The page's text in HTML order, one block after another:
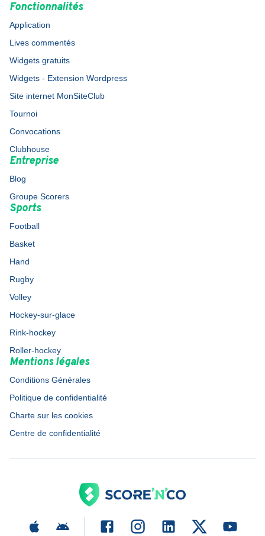
Fonctionnalités
Application
Lives commentés
Widgets gratuits
Widgets - Extension Wordpress
Site internet MonSiteClub
Tournoi
Convocations
Clubhouse
Entreprise
Blog
Groupe Scorers
Sports
Football
Basket
Hand
Rugby
Volley
Hockey-sur-glace
Rink-hockey
Roller-hockey
Mentions légales
Conditions Générales
Politique de confidentialité
Charte sur les cookies
Centre de confidentialité